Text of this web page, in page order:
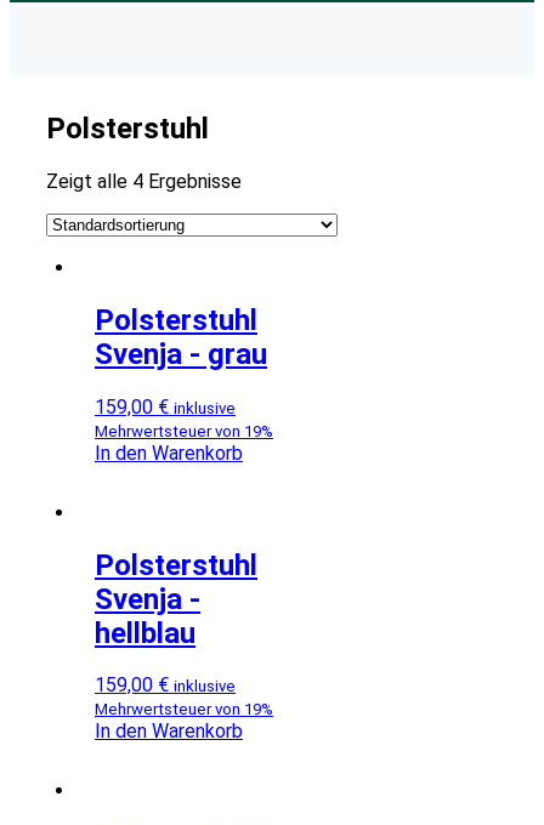
Polsterstuhl
Zeigt alle 4 Ergebnisse
Polsterstuhl
Svenja - grau
159,00 € inklusive
Mehrwertsteuer von 19%
In den Warenkorb
Polsterstuhl
Svenja -
hellblau
159,00 € inklusive
Mehrwertsteuer von 19%
In den Warenkorb